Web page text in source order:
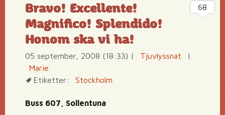
Bravo! Excellente!
Magnifico! Splendido!
Honom ska vi ha!
05 september, 2008 (18:33) | Tjuvlyssnat
|
Marie
Etiketter:
Stockholm
Buss 607, Sollentuna
68